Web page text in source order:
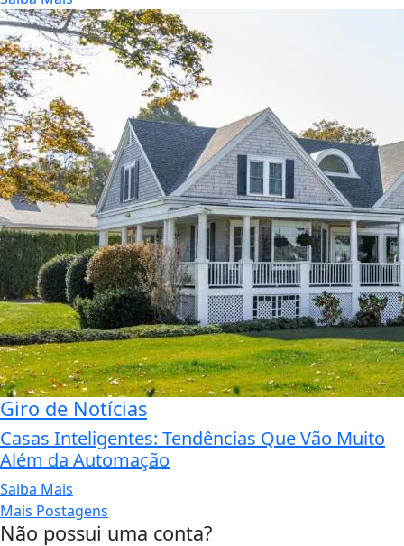
Giro de Notícias
Casas Inteligentes: Tendências Que Vão Muito
Além da Automação
Saiba Mais
Mais Postagens
Não possui uma conta?